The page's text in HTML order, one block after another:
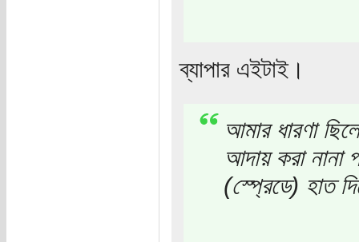
ব্যাপার এইটাই।
আমার ধারণা
আদায় করা নানা
(স্প্রেডে) হাত